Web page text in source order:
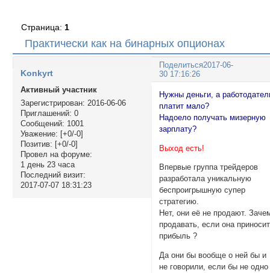
Практически как на бинарных опционах
Страница: 1
Поделиться2017-06-
30 17:16:26
Konkyrt
Активный участник
Зарегистрирован: 2016-06-06
Приглашений: 0
Сообщений: 1001
Уважение: [+0/-0]
Позитив: [+0/-0]
Провел на форуме:
1 день 23 часа
Последний визит:
2017-07-07 18:31:23
Нужны деньги, а
платит мало?
Надоело получать мизерную
зарплату?
Выход есть!
Впервые группа трейдеров
разработала уникальную
беспроигрышную супер
стратегию.
Нет, они её не продают.
продавать, если она приносит
прибыль ?
Да они бы вообще о ней бы и
не говорили, если бы не одно